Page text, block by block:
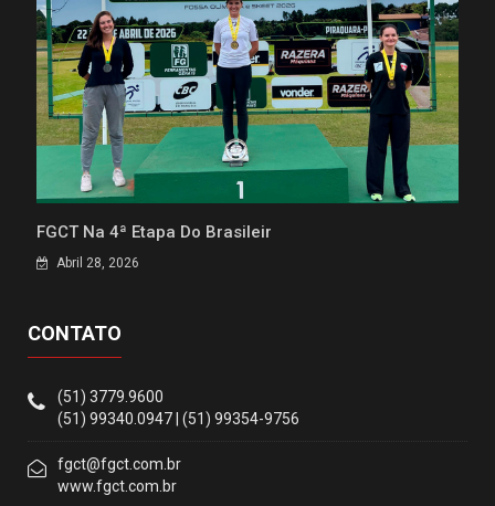
FGCT Na 4ª Etapa Do Brasileir
Abril 28, 2026
CONTATO
(51) 3779.9600
(51) 99340.0947 | (51) 99354-9756
fgct@fgct.com.br
www.fgct.com.br